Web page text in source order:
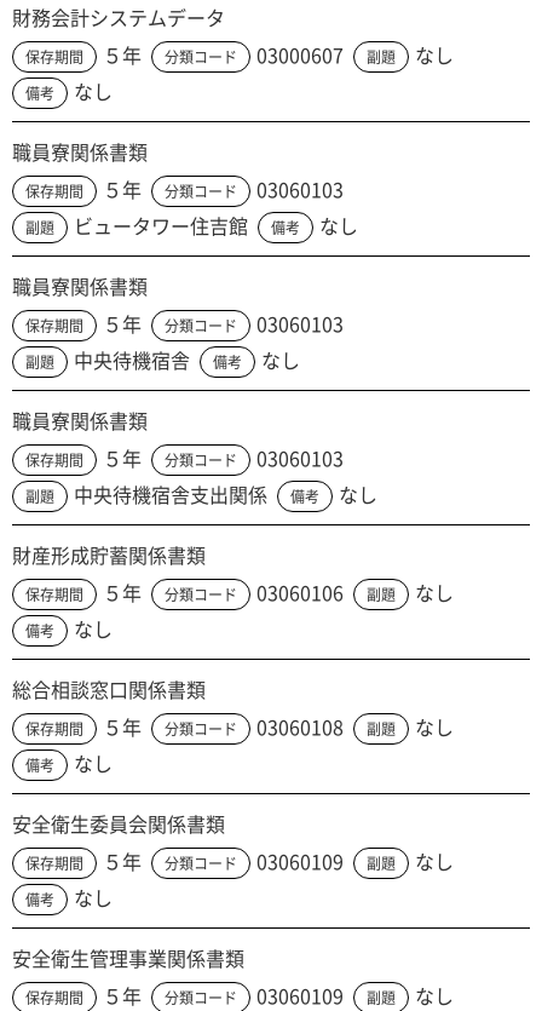
財務会計システムデータ
保存期間 ５年 分類コード 03000607 副題 なし
備考 なし
職員寮関係書類
保存期間 ５年 分類コード 03060103
副題 ビュータワー住吉館 備考 なし
職員寮関係書類
保存期間 ５年 分類コード 03060103
副題 中央待機宿舎 備考 なし
職員寮関係書類
保存期間 ５年 分類コード 03060103
副題 中央待機宿舎支出関係 備考 なし
財産形成貯蓄関係書類
保存期間 ５年 分類コード 03060106 副題 なし
備考 なし
総合相談窓口関係書類
保存期間 ５年 分類コード 03060108 副題 なし
備考 なし
安全衛生委員会関係書類
保存期間 ５年 分類コード 03060109 副題 なし
備考 なし
安全衛生管理事業関係書類
保存期間 ５年 分類コード 03060109 副題 なし